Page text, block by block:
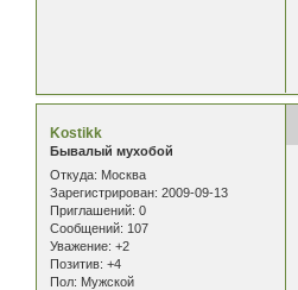
Kostikk
Бывалый мухобой
Откуда: Москва
Зарегистрирован: 2009-09-13
Приглашений: 0
Сообщений: 107
Уважение: +2
Позитив: +4
Пол: Мужской